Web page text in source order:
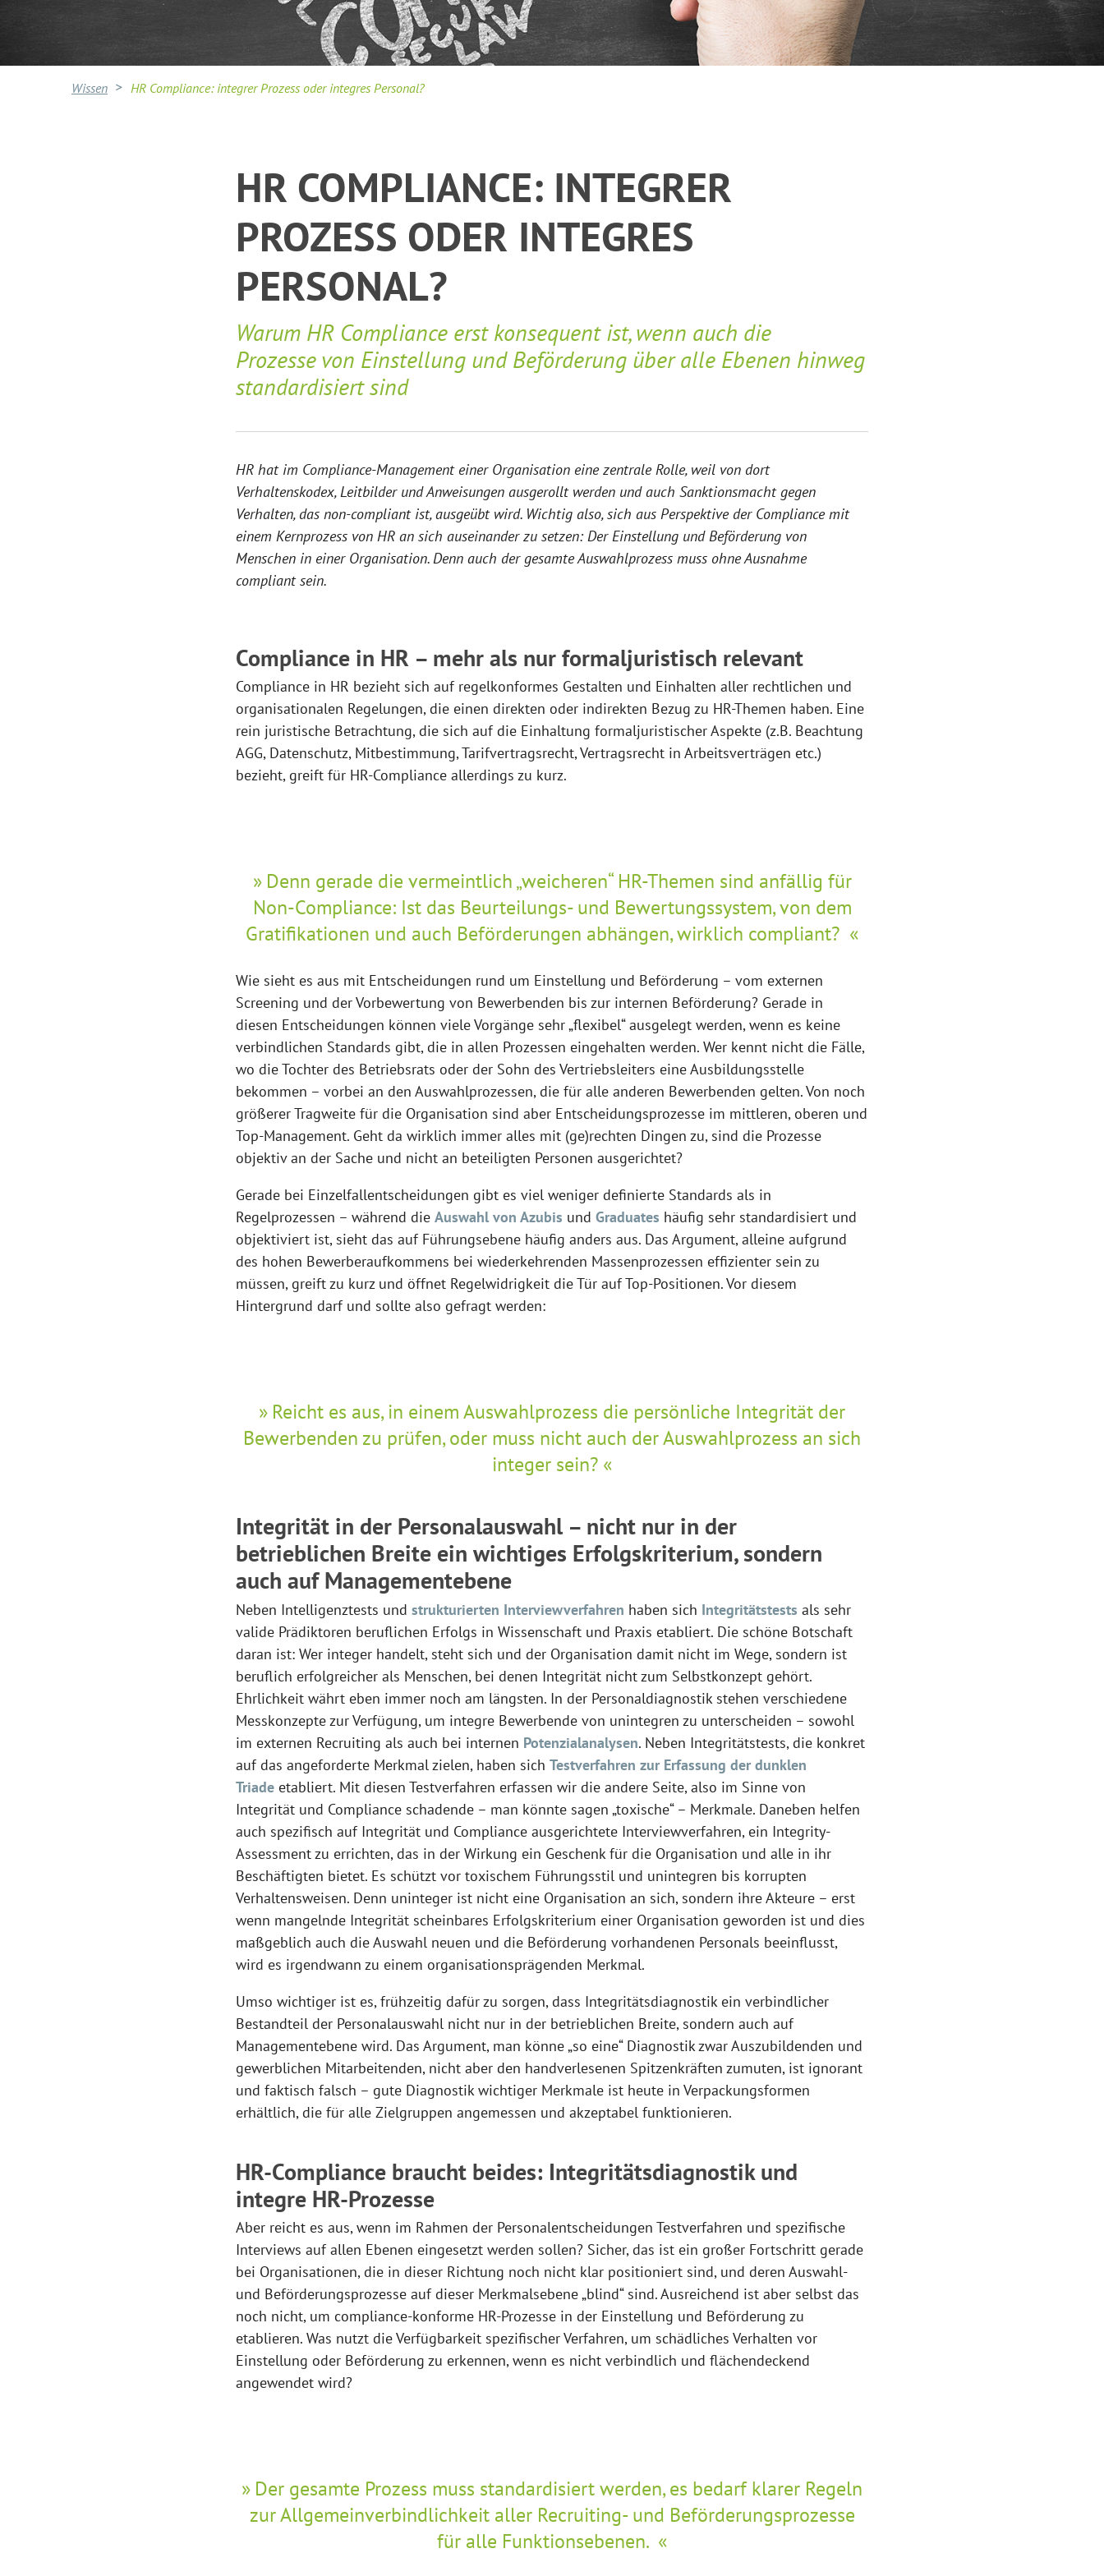
Wissen HR Compliance: integrer Prozess oder integres Personal?
HR COMPLIANCE: INTEGRER
PROZESS ODER INTEGRES
PERSONAL?
Warum HR Compliance erst konsequent ist, wenn auch die
Prozesse von Einstellung und Beförderung über alle Ebenen hinweg
standardisiert sind
HR hat im Compliance-Management einer Organisation eine zentrale Rolle, weil von dort
Verhaltenskodex, Leitbilder und Anweisungen ausgerollt werden und auch Sanktionsmacht gegen
Verhalten, das non-compliant ist, ausgeübt wird. Wichtig also, sich aus Perspektive der Compliance mit
einem Kernprozess von HR an sich auseinander zu setzen: Der Einstellung und Beförderung von
Menschen in einer Organisation. Denn auch der gesamte Auswahlprozess muss ohne Ausnahme
compliant sein.
Compliance in HR – mehr als nur formaljuristisch relevant
Compliance in HR bezieht sich auf regelkonformes Gestalten und Einhalten aller rechtlichen und
organisationalen Regelungen, die einen direkten oder indirekten Bezug zu HR-Themen haben. Eine
rein juristische Betrachtung, die sich auf die Einhaltung formaljuristischer Aspekte (z.B. Beachtung
AGG, Datenschutz, Mitbestimmung, Tarifvertragsrecht, Vertragsrecht in Arbeitsverträgen etc.)
bezieht, greift für HR-Compliance allerdings zu kurz.
Denn gerade die vermeintlich „weicheren“ HR-Themen sind anfällig für
Non-Compliance: Ist das Beurteilungs- und Bewertungssystem, von dem
Gratifikationen und auch Beförderungen abhängen, wirklich compliant?
Wie sieht es aus mit Entscheidungen rund um Einstellung und Beförderung – vom externen
Screening und der Vorbewertung von Bewerbenden bis zur internen Beförderung? Gerade in
diesen Entscheidungen können viele Vorgänge sehr „flexibel“ ausgelegt werden, wenn es keine
verbindlichen Standards gibt, die in allen Prozessen eingehalten werden. Wer kennt nicht die Fälle,
wo die Tochter des Betriebsrats oder der Sohn des Vertriebsleiters eine Ausbildungsstelle
bekommen – vorbei an den Auswahlprozessen, die für alle anderen Bewerbenden gelten. Von noch
größerer Tragweite für die Organisation sind aber Entscheidungsprozesse im mittleren, oberen und
Top-Management. Geht da wirklich immer alles mit (ge)rechten Dingen zu, sind die Prozesse
objektiv an der Sache und nicht an beteiligten Personen ausgerichtet?
Gerade bei Einzelfallentscheidungen gibt es viel weniger definierte Standards als in
Regelprozessen – während die Auswahl von Azubis und Graduates häufig sehr standardisiert und
objektiviert ist, sieht das auf Führungsebene häufig anders aus. Das Argument, alleine aufgrund
des hohen Bewerberaufkommens bei wiederkehrenden Massenprozessen effizienter sein zu
müssen, greift zu kurz und öffnet Regelwidrigkeit die Tür auf Top-Positionen. Vor diesem
Hintergrund darf und sollte also gefragt werden:
Reicht es aus, in einem Auswahlprozess die persönliche Integrität der
Bewerbenden zu prüfen, oder muss nicht auch der Auswahlprozess an sich
integer sein?
Integrität in der Personalauswahl – nicht nur in der
betrieblichen Breite ein wichtiges Erfolgskriterium, sondern
auch auf Managementebene
Neben Intelligenztests und strukturierten Interviewverfahren haben sich Integritätstests als sehr
valide Prädiktoren beruflichen Erfolgs in Wissenschaft und Praxis etabliert. Die schöne Botschaft
daran ist: Wer integer handelt, steht sich und der Organisation damit nicht im Wege, sondern ist
beruflich erfolgreicher als Menschen, bei denen Integrität nicht zum Selbstkonzept gehört.
Ehrlichkeit währt eben immer noch am längsten. In der Personaldiagnostik stehen verschiedene
Messkonzepte zur Verfügung, um integre Bewerbende von unintegren zu unterscheiden – sowohl
im externen Recruiting als auch bei internen Potenzialanalysen. Neben Integritätstests, die konkret
auf das angeforderte Merkmal zielen, haben sich Testverfahren zur Erfassung der dunklen
Triade etabliert. Mit diesen Testverfahren erfassen wir die andere Seite, also im Sinne von
Integrität und Compliance schadende – man könnte sagen „toxische“ – Merkmale. Daneben helfen
auch spezifisch auf Integrität und Compliance ausgerichtete Interviewverfahren, ein Integrity-
Assessment zu errichten, das in der Wirkung ein Geschenk für die Organisation und alle in ihr
Beschäftigten bietet. Es schützt vor toxischem Führungsstil und unintegren bis korrupten
Verhaltensweisen. Denn uninteger ist nicht eine Organisation an sich, sondern ihre Akteure – erst
wenn mangelnde Integrität scheinbares Erfolgskriterium einer Organisation geworden ist und dies
maßgeblich auch die Auswahl neuen und die Beförderung vorhandenen Personals beeinflusst,
wird es irgendwann zu einem organisationsprägenden Merkmal.
Umso wichtiger ist es, frühzeitig dafür zu sorgen, dass Integritätsdiagnostik ein verbindlicher
Bestandteil der Personalauswahl nicht nur in der betrieblichen Breite, sondern auch auf
Managementebene wird. Das Argument, man könne „so eine“ Diagnostik zwar Auszubildenden und
gewerblichen Mitarbeitenden, nicht aber den handverlesenen Spitzenkräften zumuten, ist ignorant
und faktisch falsch – gute Diagnostik wichtiger Merkmale ist heute in Verpackungsformen
erhältlich, die für alle Zielgruppen angemessen und akzeptabel funktionieren.
HR-Compliance braucht beides: Integritätsdiagnostik und
integre HR-Prozesse
Aber reicht es aus, wenn im Rahmen der Personalentscheidungen Testverfahren und spezifische
Interviews auf allen Ebenen eingesetzt werden sollen? Sicher, das ist ein großer Fortschritt gerade
bei Organisationen, die in dieser Richtung noch nicht klar positioniert sind, und deren Auswahl-
und Beförderungsprozesse auf dieser Merkmalsebene „blind“ sind. Ausreichend ist aber selbst das
noch nicht, um compliance-konforme HR-Prozesse in der Einstellung und Beförderung zu
etablieren. Was nutzt die Verfügbarkeit spezifischer Verfahren, um schädliches Verhalten vor
Einstellung oder Beförderung zu erkennen, wenn es nicht verbindlich und flächendeckend
angewendet wird?
Der gesamte Prozess muss standardisiert werden, es bedarf klarer Regeln
zur Allgemeinverbindlichkeit aller Recruiting- und Beförderungsprozesse
für alle Funktionsebenen.